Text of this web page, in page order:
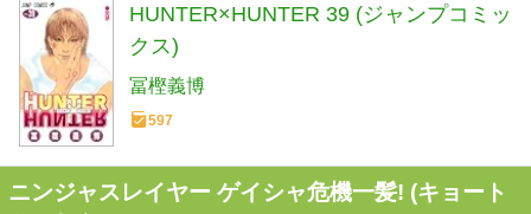
HUNTER×HUNTER 39 (ジャンプコミッ
クス)
冨樫義博
597
ニンジャスレイヤー ゲイシャ危機一髪! (キョート